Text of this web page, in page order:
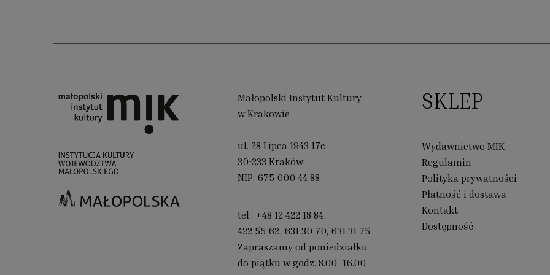
Małopolski Instytut Kultury
w Krakowie
ul. 28 Lipca 1943 17c
30-233 Kraków
NIP: 675 000 44 88
tel.: +48 12 422 18 84,
422 55 62, 631 30 70, 631 31 75
Zapraszamy od poniedziałku
do piątku w godz. 8.00–16.00
SKLEP
Wydawnictwo MIK
Regulamin
Polityka prywatności
Płatność i dostawa
Kontakt
Dostępność